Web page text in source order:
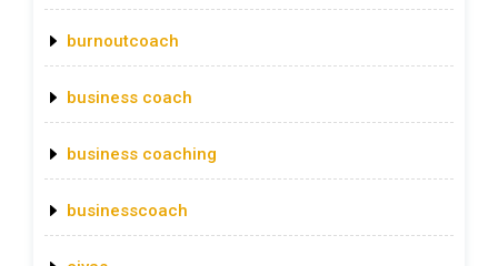
burnoutcoach
business coach
business coaching
businesscoach